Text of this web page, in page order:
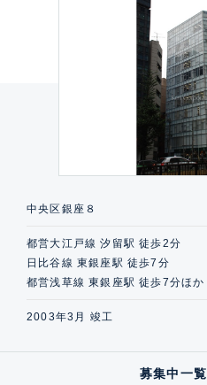
中央区銀座８
都営大江戸線 汐留駅 徒歩2分
日比谷線 東銀座駅 徒歩7分
都営浅草線 東銀座駅 徒歩7分ほか
2003年3月 竣工
募集中一覧